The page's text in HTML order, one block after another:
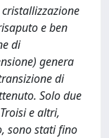
e ben
di
genera
di
Solo due
e altri,
sono stati fino